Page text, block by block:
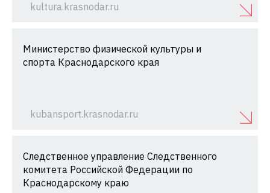
kultura.krasnodar.ru
Министерство физической культуры и
спорта Краснодарского края
kubansport.krasnodar.ru
Следственное управление Следственного
комитета Российской Федерации по
Краснодарскому краю